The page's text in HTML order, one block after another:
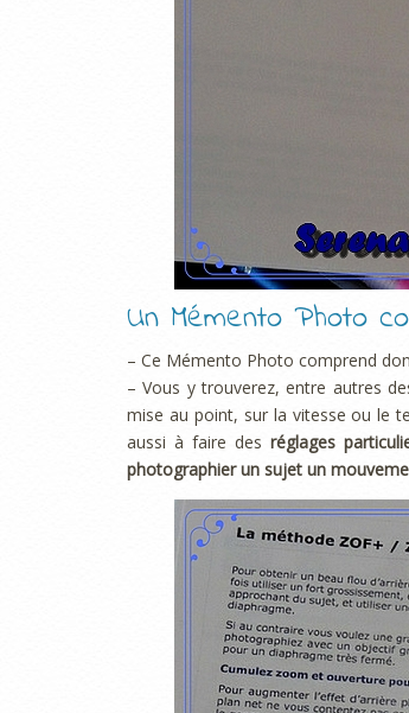
Un Mémento Photo
– Ce Mémento Photo comprend
– Vous y trouverez, entre autres
mise au point, sur la vitesse ou le
aussi à faire des réglages
photographier un sujet un